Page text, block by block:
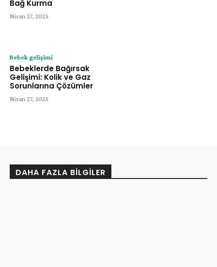
Bağ Kurma
Nisan 27, 2025
Bebek gelişimi
Bebeklerde Bağırsak
Gelişimi: Kolik ve Gaz
Sorunlarına Çözümler
Nisan 27, 2025
DAHA FAZLA BILGILER